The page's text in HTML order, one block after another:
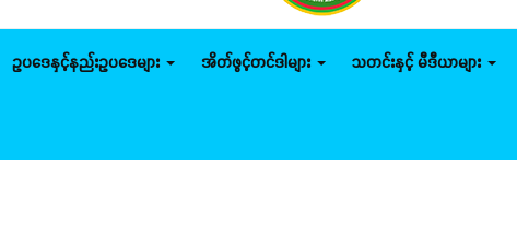
ဥပဒေနှင့်နည်းဥပဒေများ အိတ်ဖွင့်တင်ဒါများ သတင်းနှင့် မီဒီယာများ